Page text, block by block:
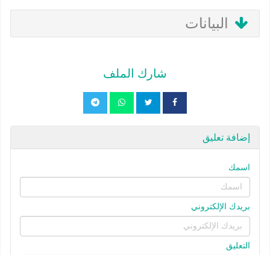
البيانات
شارك الملف
إضافة تعليق
اسمك
بريدك الإلكتروني
التعليق